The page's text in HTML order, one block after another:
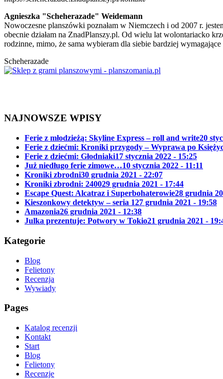
Agnieszka "Scheherazade" Weidemann
Nowoczesne planszówki poznałam w Niemczech i od 2007 r.
obecnie działam na ZnadPlanszy.pl. Od wielu lat wolontariacko
rodzinne, mimo, że sama wybieram dla siebie bardziej
Scheherazade
NAJNOWSZE WPISY
Ferie z młodzieżą: Skyline Express – roll and write20
Ferie z dziećmi: Kroniki przygody – Wyprawa po
Ferie z dziećmi: Głodniaki17 stycznia 2022 - 15:25
Już niedługo ferie zimowe…10 stycznia 2022 - 11:11
Kroniki zbrodni30 grudnia 2021 - 22:07
Kroniki zbrodni: 240029 grudnia 2021 - 17:44
Escape Quest: Alcatraz i Superbohaterowie28 grudnia
Kieszonkowy detektyw – seria 127 grudnia 2021 - 19:58
Amazonia26 grudnia 2021 - 12:38
Julka prezentuje: Potwory w Tokio21 grudnia 2021 -
Kategorie
Blog
Felietony
Recenzja
Wywiady
Pages
Katalog recenzji
Kontakt
Start
Blog
Felietony
Recenzje